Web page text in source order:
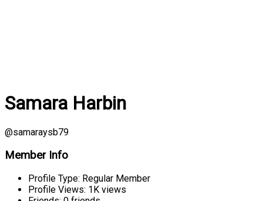
Samara Harbin
@samaraysb79
Member Info
Profile Type: Regular Member
Profile Views: 1K views